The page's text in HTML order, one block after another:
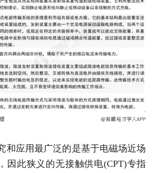
和应用最广泛的是基于电磁场近场
因此狭义的无接触供电(CPT)专指